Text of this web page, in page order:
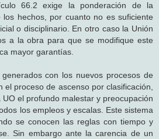
66.2 exige la ponderación de la
hechos, por cuanto no es suficiente
o disciplinario. En otro caso la Unión
a la obra para que se modifique este
mayor garantías.
con los nuevos procesos de
el proceso de ascenso por clasificación,
el profundo malestar y preocupación
los empleos y escalas. Este sistema
se conocen las reglas con tiempo y
Sin embargo ante la carencia de un